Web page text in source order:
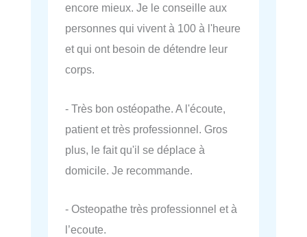
encore mieux. Je le conseille aux
personnes qui vivent à 100 à l'heure
et qui ont besoin de détendre leur
corps.
- Très bon ostéopathe. A l'écoute,
patient et très professionnel. Gros
plus, le fait qu'il se déplace à
domicile. Je recommande.
- Osteopathe très professionnel et à
l’ecoute.